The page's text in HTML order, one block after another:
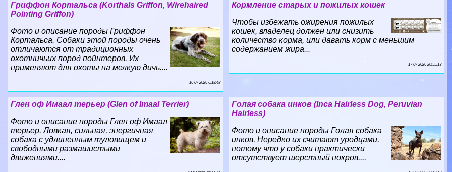
Кормление старых и пожилых кошек
Чтобы избежать ожирения пожилых
кошек, владелец должен или снизить
количество корма, или давать корм с меньшим
содержанием жира...
17 07 2026 20:55:13
Гриффон Кортальса (Korthals Griffon, Wirehaired
Pointing Griffon)
Фото и описание породы Гриффон
Кортальса. Собаки этой породы очень
отличаются от традиционных
охотничьих пород пойнтеров. Их
применяют для охоты на мелкую дичь....
16 07 2026 6:18:48
Гoлая собака инков (Inca Hairless Dog, Peruvian
Hairless)
Фото и описание породы Гoлая собака
инков. Нередко их считают уpoдцами,
потому что у собаки пpaктически
отсутствует шерстный покров....
Глен оф Имаал терьер (Glen of Imaal Terrier)
Фото и описание породы Глен оф Имаал
терьер. Ловкая, сильная, энергичная
собака с удлиненным туловищем и
свободными размашистыми
движениями....